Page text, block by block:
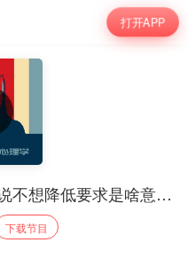
打开APP
猫爵士直播连麦回放：女生说不想降低要求是啥意思？260526
下载节目